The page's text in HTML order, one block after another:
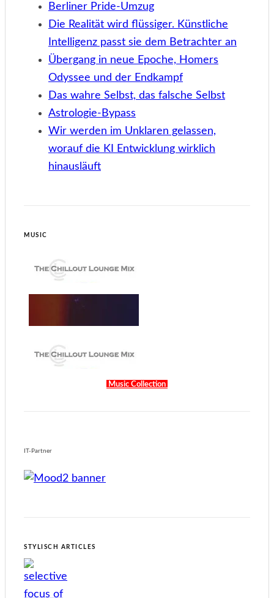
Berliner Pride-Umzug
Die Realität wird flüssiger. Künstliche
Intelligenz passt sie dem Betrachter an
Übergang in neue Epoche, Homers
Odyssee und der Endkampf
Das wahre Selbst, das falsche Selbst
Astrologie-Bypass
Wir werden im Unklaren gelassen,
worauf die KI Entwicklung wirklich
hinausläuft
MUSIC
Music Collection
IT-Partner
STYLISCH ARTICLES